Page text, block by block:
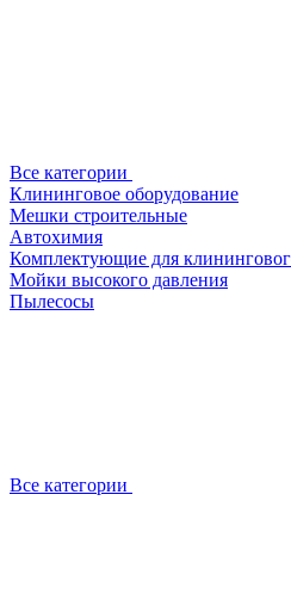
Все категории
Клининговое оборудование
Мешки строительные
Автохимия
Комплектующие для
Мойки высокого давления
Пылесосы
Все категории